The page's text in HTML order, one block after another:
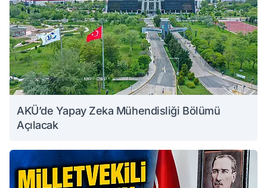
AKÜ’de Yapay Zeka Mühendisliği Bölümü
Açılacak